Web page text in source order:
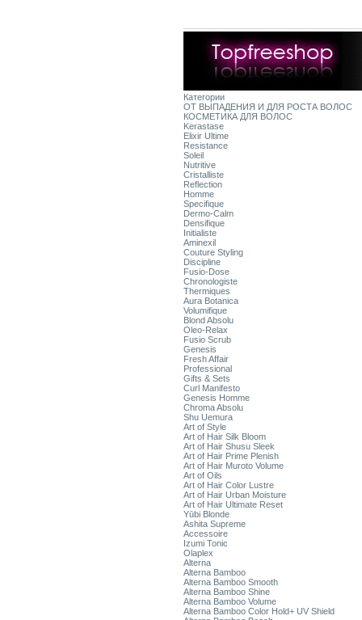
Категории
ОТ ВЫПАДЕНИЯ И ДЛЯ РОСТА ВОЛОС
КОСМЕТИКА ДЛЯ ВОЛОС
Kerastase
Elixir Ultime
Resistance
Soleil
Nutritive
Cristalliste
Reflection
Homme
Specifique
Dermo-Calm
Densifique
Initialiste
Aminexil
Couture Styling
Discipline
Fusio-Dose
Chronologiste
Thermiques
Aura Botanica
Volumifique
Blond Absolu
Oleo-Relax
Fusio Scrub
Genesis
Fresh Affair
Professional
Gifts & Sets
Curl Manifesto
Genesis Homme
Chroma Absolu
Shu Uemura
Art of Style
Art of Hair Silk Bloom
Art of Hair Shusu Sleek
Art of Hair Prime Plenish
Art of Hair Muroto Volume
Art of Oils
Art of Hair Color Lustre
Art of Hair Urban Moisture
Art of Hair Ultimate Reset
Yūbi Blonde
Ashita Supreme
Accessoire
Izumi Tonic
Olaplex
Alterna
Alterna Bamboo
Alterna Bamboo Smooth
Alterna Bamboo Shine
Alterna Bamboo Volume
Alterna Bamboo Color Hold+ UV Shield